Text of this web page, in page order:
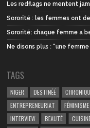
Les redflags ne mentent
Sororité : les femmes ont
Sororité: chaque femme a
Ne disons plus : “une
TAGS
NIGER DESTINÉÉ
ENTREPRENEURIAT
FÉMINISME
INTERVIEW
BEAUTÉ